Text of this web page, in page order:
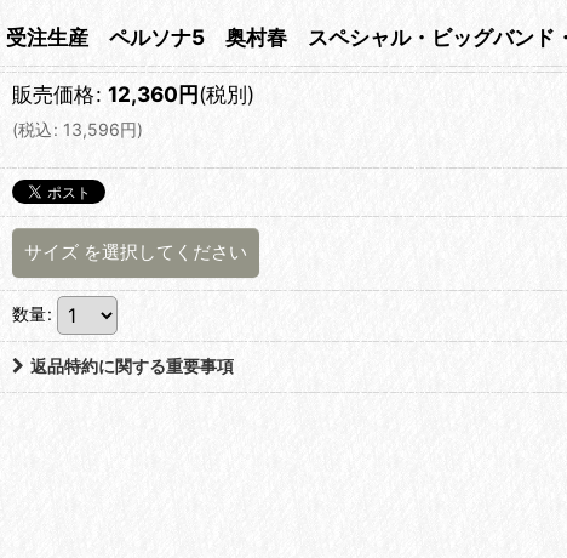
受注生産 ペルソナ5 奥村春 スペシャル・ビッグバンド
販売価格: 12,360円(税別)
(税込: 13,596円)
サイズ を選択してください
数量:
返品特約に関する重要事項